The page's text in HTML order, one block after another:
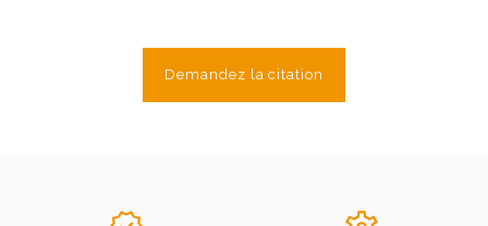
Demandez la citation